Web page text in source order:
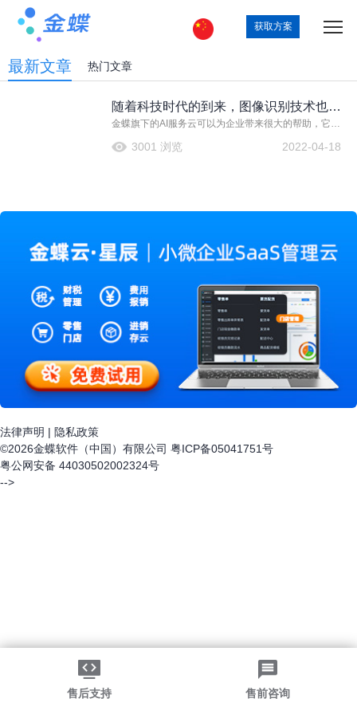
获取方案
售后支持 售前咨询
最新文章 热门文章
随着科技时代的到来，图像识别技术也日
趋完善！
金蝶旗下的AI服务云可以为企业带来很大的帮助，它深
与深度学习算法等AI技术，为企业用户提供低代码个性
2022-04-18
3001 浏览
法律声明 | 隐私政策
©2026金蝶软件（中国）有限公司 粤ICP备05041751号
粤公网安备 44030502002324号
-->